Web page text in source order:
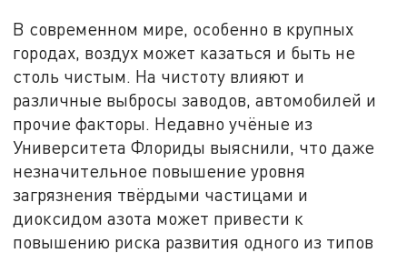
В современном мире, особенно в крупных
городах, воздух может казаться и быть не
столь чистым. На чистоту влияют и
различные выбросы заводов, автомобилей и
прочие факторы. Недавно учёные из
Университета Флориды выяснили, что даже
незначительное повышение уровня
загрязнения твёрдыми частицами и
диоксидом азота может привести к
повышению риска развития одного из типов